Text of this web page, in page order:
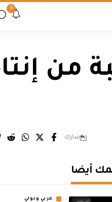
9
من
شارك
أيضا
عربي ودولي